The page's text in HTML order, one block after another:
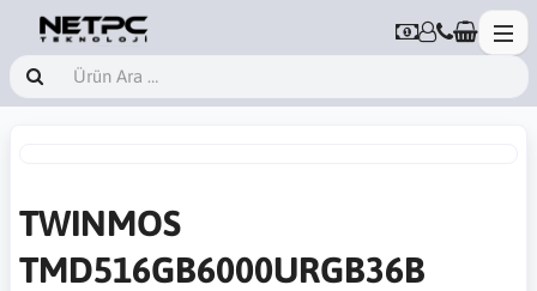
TWINMOS
TMD516GB6000URGB36B